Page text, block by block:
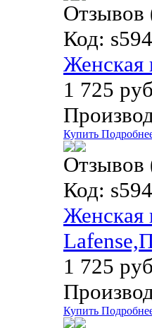
Отзывов
Код:
Женская
1 725
Купить
Отзывов
Код:
Женская
1 725
Купить